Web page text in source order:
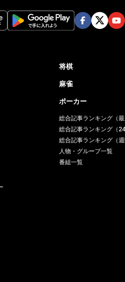
将棋
麻雀
ポーカー
総合記事ランキング（最
総合記事ランキング（24
総合記事ランキング（週
人物・グループ一覧
番組一覧